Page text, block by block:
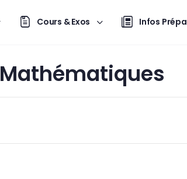
Cours & Exos Infos Prépa
Mathématiques